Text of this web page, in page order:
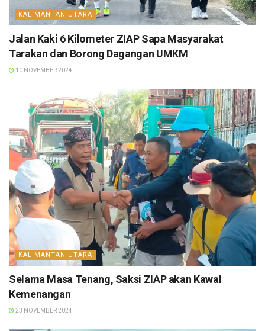
KALIMANTAN UTARA
Jalan Kaki 6 Kilometer ZIAP Sapa Masyarakat
Tarakan dan Borong Dagangan UMKM
10 NOVEMBER 2024
KALIMANTAN UTARA
Selama Masa Tenang, Saksi ZIAP akan Kawal
Kemenangan
23 NOVEMBER 2024